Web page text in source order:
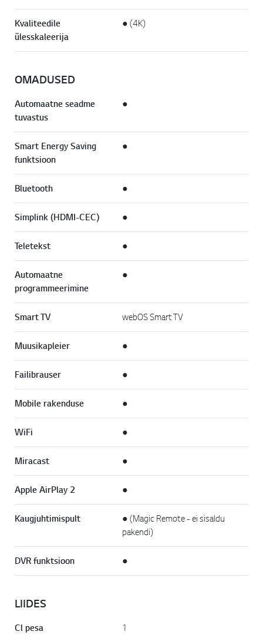
Kvaliteedile
ülesskaleerija
● (4K)
OMADUSED
Automaatne seadme
tuvastus
●
Smart Energy Saving
funktsioon
●
Bluetooth ●
Simplink (HDMI-CEC) ●
Teletekst ●
Automaatne
programmeerimine
●
Smart TV webOS Smart TV
Muusikapleier ●
Failibrauser ●
Mobile rakenduse ●
WiFi ●
Miracast ●
Apple AirPlay 2 ●
Kaugjuhtimispult
● (Magic Remote - ei sisaldu
pakendi)
DVR funktsioon ●
LIIDES
Cl pesa 1